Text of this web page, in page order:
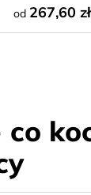
od 267,60 zł